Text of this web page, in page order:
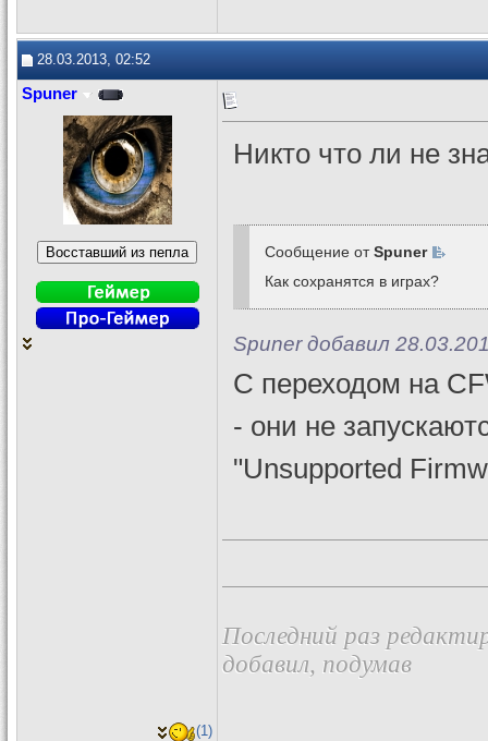
28.03.2013, 02:52
Spuner
Никто что ли не
Сообщение отSpuner
Как сохранятся в играх?
Spuner добавил
С переходом на
- они не
"Unsupported
Последний раз
добавил, подумав
(1)